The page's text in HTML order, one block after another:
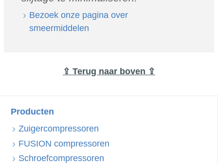
Bezoek onze pagina over
smeermiddelen
⇪ Terug naar boven ⇪
Producten
Zuigercompressoren
FUSION compressoren
Schroefcompressoren